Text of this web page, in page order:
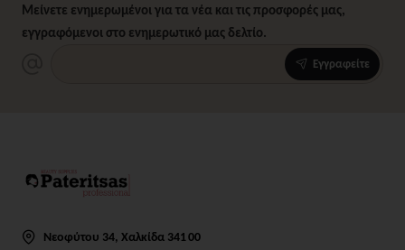
Μείνετε ενημερωμένοι για τα νέα και τις προσφορές μας,
εγγραφόμενοι στο ενημερωτικό μας δελτίο.
Εγγραφείτε
Νεοφύτου 34, Χαλκίδα 341 00